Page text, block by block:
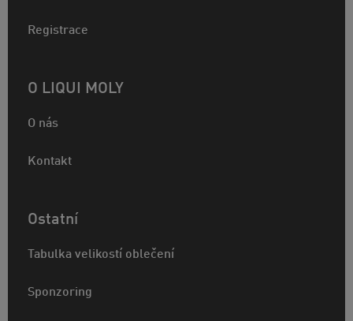
Registrace
O LIQUI MOLY
O nás
Kontakt
Ostatní
Tabulka velikostí oblečení
Sponzoring